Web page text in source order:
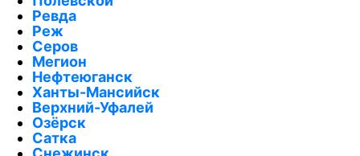
Ревда
Реж
Серов
Мегион
Нефтеюганск
Ханты-Мансийск
Верхний-Уфалей
Озёрск
Сатка